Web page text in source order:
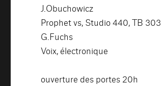
J.Obuchowicz
Prophet vs, Studio 440, TB 303
G.Fuchs
Voix, électronique
ouverture des portes 20h